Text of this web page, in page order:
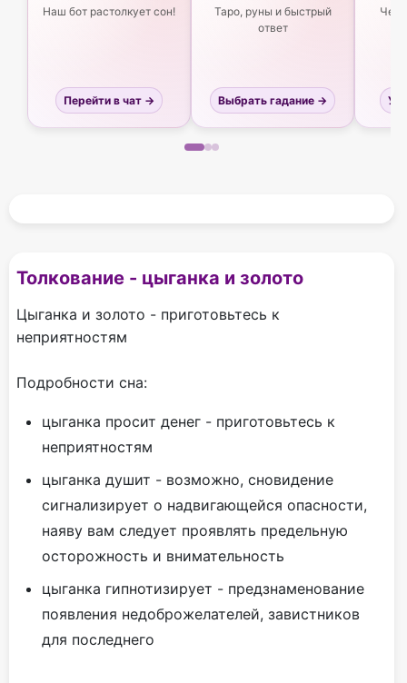
Наш бот растолкует сон!
Перейти в чат →
Таро, руны и быстрый
ответ
Выбрать гадание →
Толкование - цыганка и золото
Цыганка и золото - приготовьтесь к
неприятностям
Подробности сна:
цыганка просит денег - приготовьтесь к
неприятностям
цыганка душит - возможно, сновидение
сигнализирует о надвигающейся опасности,
наяву вам следует проявлять предельную
осторожность и внимательность
цыганка гипнотизирует - предзнаменование
появления недоброжелателей, завистников
для последнего